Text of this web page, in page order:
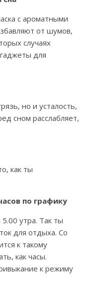
с ароматными
от шумов,
случаях
для
но и усталость,
сном расслабляет,
как ты
по графику
утра. Так ты
для отдыха. Со
к такому
как часы.
к режиму